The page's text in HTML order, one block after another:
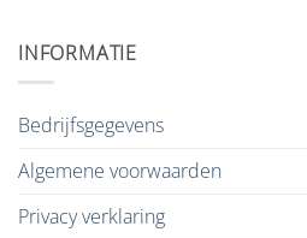
INFORMATIE
Bedrijfsgegevens
Algemene voorwaarden
Privacy verklaring